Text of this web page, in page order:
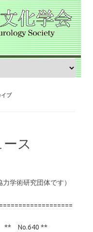
イブ
ス
学術研究団体です）
** No.640 **